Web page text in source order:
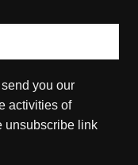
you our
activities of
unsubscribe link